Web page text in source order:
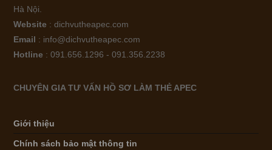
Hà Nội.
Website : dichvutheapec.com
Email : info@dichvutheapec.com
Hotline : 091.656.1296 - 091.356.2238
CHUYÊN GIA TƯ VẤN HỒ SƠ LÀM THẺ APEC
Giới thiệu
Chính sách bảo mật thông tin